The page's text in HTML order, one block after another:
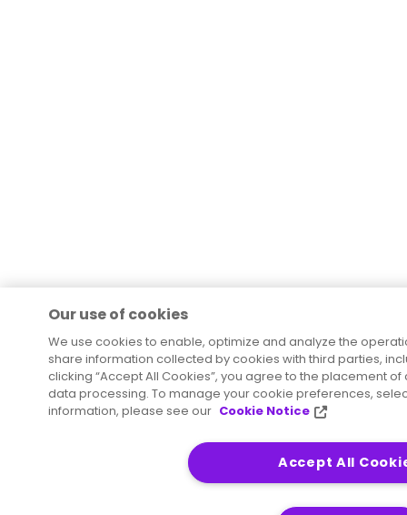
Our use of cookies
We use cookies to enable, optimize and analyze the
share information collected by cookies with third parties,
clicking “Accept All Cookies”, you agree to the placement
data processing. To manage your cookie preferences,
information, please see our Cookie Notice
Accept All